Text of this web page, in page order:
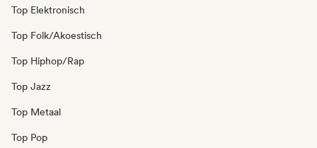
Top Elektronisch
Top Folk/Akoestisch
Top Hiphop/Rap
Top Jazz
Top Metaal
Top Pop